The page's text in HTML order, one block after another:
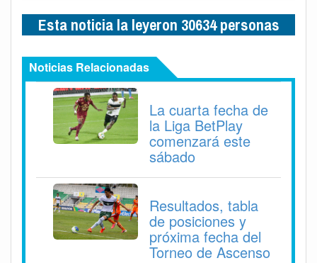
Esta noticia la leyeron 30634 personas
Noticias Relacionadas
La cuarta fecha de
la Liga BetPlay
comenzará este
sábado
Resultados, tabla
de posiciones y
próxima fecha del
Torneo de Ascenso